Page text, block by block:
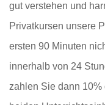
gut verstehen und
Privatkursen unsere
ersten 90 Minuten
innerhalb von 24
zahlen Sie dann 10%